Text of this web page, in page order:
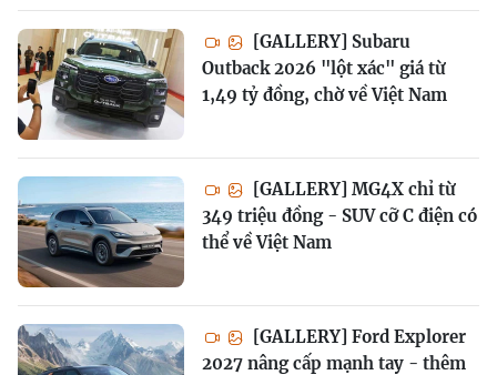
[GALLERY] Subaru
Outback 2026 "lột xác" giá từ
1,49 tỷ đồng, chờ về Việt Nam
[GALLERY] MG4X chỉ từ
349 triệu đồng - SUV cỡ C điện có
thể về Việt Nam
[GALLERY] Ford Explorer
2027 nâng cấp mạnh tay - thêm